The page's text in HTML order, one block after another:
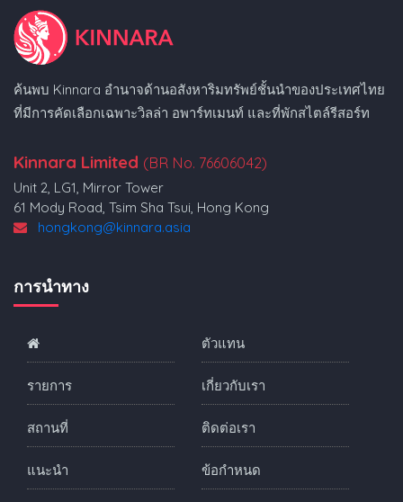
ค้นพบ Kinnara อำนาจด้านอสังหาริมทรัพย์ชั้นนำของประเทศไทย
ที่มีการคัดเลือกเฉพาะวิลล่า อพาร์ทเมนท์ และที่พักสไตล์รีสอร์ท
Kinnara Limited (BR No. 76606042)
Unit 2, LG1, Mirror Tower
61 Mody Road, Tsim Sha Tsui, Hong Kong
hongkong@kinnara.asia
การนำทาง
รายการ
สถานที่
แนะนำ
ตัวแทน
เกี่ยวกับเรา
ติดต่อเรา
ข้อกำหนด